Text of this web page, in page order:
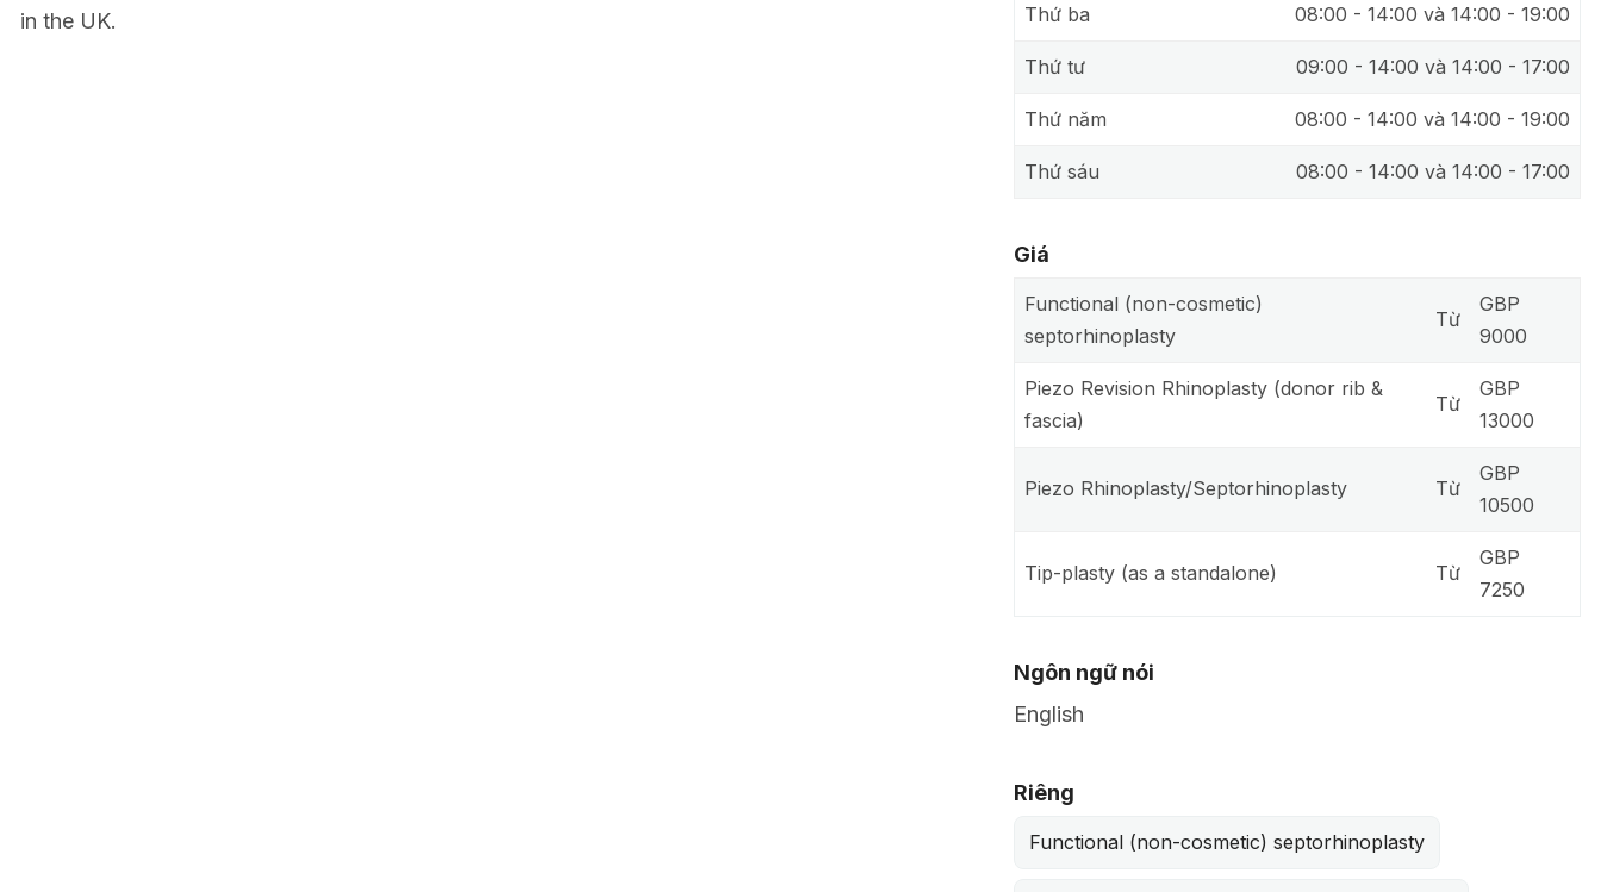
in the UK.
Thứ ba 08:00 - 14:00 và 14:00 - 19:00
Thứ tư 09:00 - 14:00 và 14:00 - 17:00
Thứ năm 08:00 - 14:00 và 14:00 - 19:00
Thứ sáu 08:00 - 14:00 và 14:00 - 17:00
Giá
Functional (non-cosmetic)
septorhinoplasty
Từ
GBP
9000
Piezo Revision Rhinoplasty (donor rib &
fascia)
Từ
GBP
13000
Piezo Rhinoplasty/Septorhinoplasty Từ
GBP
10500
Tip-plasty (as a standalone) Từ
GBP
7250
Ngôn ngữ nói
English
Riêng
Functional (non-cosmetic) septorhinoplasty